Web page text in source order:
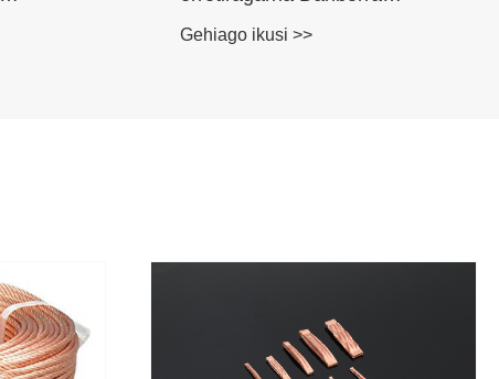
automatikoa
Gehiago ikusi >>